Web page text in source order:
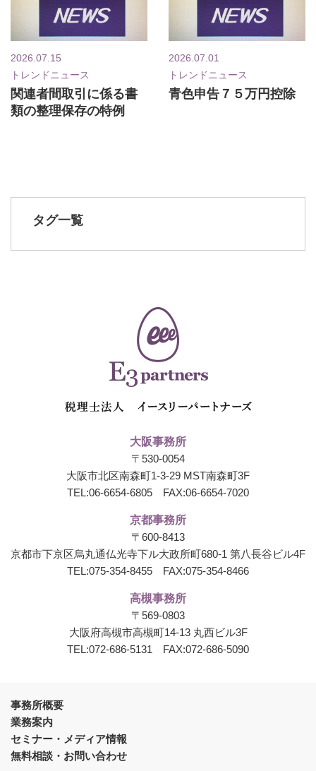
2026.07.15
トレンドニュース
関連者間取引に係る書
類の整理保存の特例
2026.07.01
トレンドニュース
青色申告７５万円控除
タグ一覧
大阪事務所
〒530-0054
大阪市北区南森町1-3-29 MST南森町3F
TEL:06-6654-6805 FAX:06-6654-7020
京都事務所
〒600-8413
京都市下京区烏丸通仏光寺下ル大政所町680-1 第八長谷ビル4F
TEL:075-354-8455 FAX:075-354-8466
高槻事務所
〒569-0803
大阪府高槻市高槻町14-13 丸西ビル3F
TEL:072-686-5131 FAX:072-686-5090
事務所概要
業務案内
セミナー・メディア情報
無料相談・お問い合わせ